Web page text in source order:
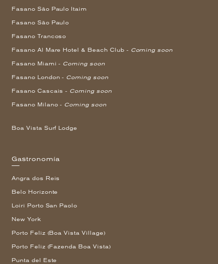
Fasano São Paulo Itaim
Fasano São Paulo
Fasano Trancoso
Fasano Al Mare Hotel & Beach Club - Coming soon
Fasano Miami - Coming soon
Fasano London - Coming soon
Fasano Cascais - Coming soon
Fasano Milano - Coming soon
Boa Vista Surf Lodge
Gastronomía
Angra dos Reis
Belo Horizonte
Loiri Porto San Paolo
New York
Porto Feliz (Boa Vista Village)
Porto Feliz (Fazenda Boa Vista)
Punta del Este